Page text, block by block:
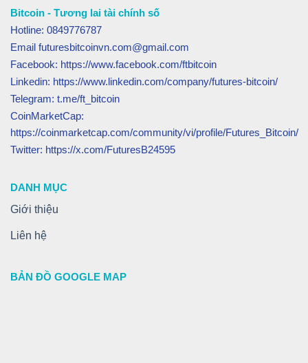
Bitcoin - Tương lai tài chính số
Hotline: 0849776787
Email futuresbitcoinvn.com@gmail.com
Facebook: https://www.facebook.com/ftbitcoin
Linkedin: https://www.linkedin.com/company/futures-bitcoin/
Telegram: t.me/ft_bitcoin
CoinMarketCap:
https://coinmarketcap.com/community/vi/profile/Futures_Bitcoin/
Twitter: https://x.com/FuturesB24595
DANH MỤC
Giới thiệu
Liên hệ
BẢN ĐỒ GOOGLE MAP